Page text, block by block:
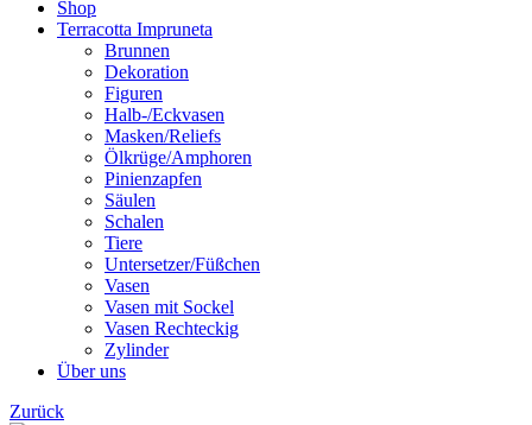
Shop
Terracotta Impruneta
Brunnen
Dekoration
Figuren
Halb-/Eckvasen
Masken/Reliefs
Ölkrüge/Amphoren
Pinienzapfen
Säulen
Schalen
Tiere
Untersetzer/Füßchen
Vasen
Vasen mit Sockel
Vasen Rechteckig
Zylinder
Über uns
Zurück